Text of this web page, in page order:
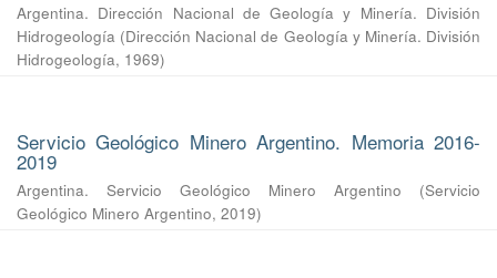
Argentina. Dirección Nacional de Geología y Minería. División
Hidrogeología (Dirección Nacional de Geología y Minería. División
Hidrogeología, 1969)
Servicio Geológico Minero Argentino. Memoria 2016-
2019
Argentina. Servicio Geológico Minero Argentino (Servicio
Geológico Minero Argentino, 2019)